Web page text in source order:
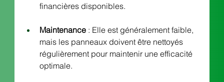
financières disponibles.
Maintenance : Elle est généralement faible,
mais les panneaux doivent être nettoyés
régulièrement pour maintenir une efficacité
optimale.